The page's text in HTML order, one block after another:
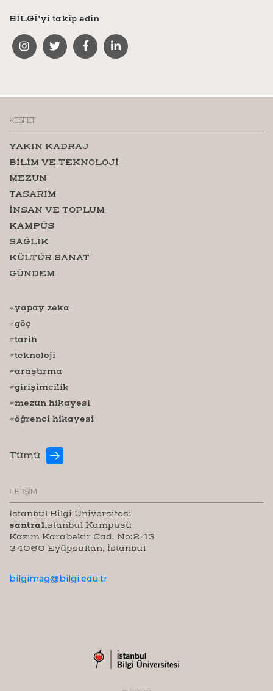
BİLGİ’yi takip edin
KEŞFET
YAKIN KADRAJ
BİLİM VE TEKNOLOJİ
MEZUN
TASARIM
İNSAN VE TOPLUM
KAMPÜS
SAĞLIK
KÜLTÜR SANAT
GÜNDEM
#yapay zeka
#göç
#tarih
#teknoloji
#araştırma
#girişimcilik
#mezun hikayesi
#öğrenci hikayesi
Tümü
İLETİŞİM
İstanbul Bilgi Üniversitesi
santralistanbul Kampüsü
Kazım Karabekir Cad. No:2/13
34060 Eyüpsultan, İstanbul
bilgimag@bilgi.edu.tr